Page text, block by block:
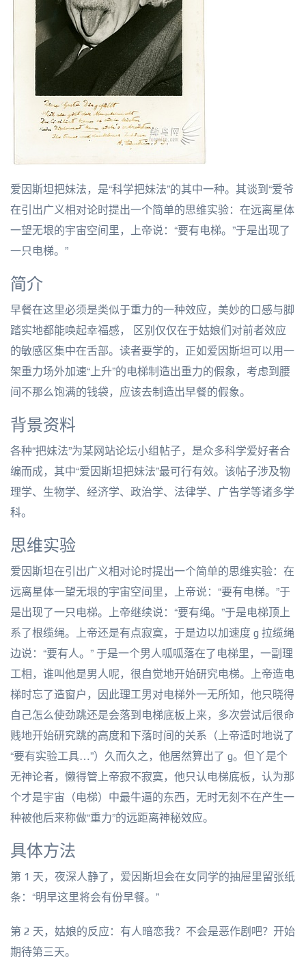
爱因斯坦把妹法，是“科学把妹法”的其中一种。其谈到“爱爷
在引出广义相对论时提出一个简单的思维实验：在远离星体
一望无垠的宇宙空间里，上帝说：“要有电梯。”于是出现了
一只电梯。”
简介
早餐在这里必须是类似于重力的一种效应，美妙的口感与脚
踏实地都能唤起幸福感， 区别仅仅在于姑娘们对前者效应
的敏感区集中在舌部。读者要学的，正如爱因斯坦可以用一
架重力场外加速“上升”的电梯制造出重力的假象，考虑到腰
间不那么饱满的钱袋，应该去制造出早餐的假象。
背景资料
各种“把妹法”为某网站论坛小组帖子，是众多科学爱好者合
编而成，其中“爱因斯坦把妹法”最可行有效。该帖子涉及物
理学、生物学、经济学、政治学、法律学、广告学等诸多学
科。
思维实验
爱因斯坦在引出广义相对论时提出一个简单的思维实验：在
远离星体一望无垠的宇宙空间里，上帝说：“要有电梯。”于
是出现了一只电梯。上帝继续说：“要有绳。”于是电梯顶上
系了根缆绳。上帝还是有点寂寞，于是边以加速度 g 拉缆绳
边说：“要有人。” 于是一个男人呱呱落在了电梯里，一副理
工相，谁叫他是男人呢，很自觉地开始研究电梯。上帝造电
梯时忘了造窗户，因此理工男对电梯外一无所知，他只晓得
自己怎么使劲跳还是会落到电梯底板上来，多次尝试后很命
贱地开始研究跳的高度和下落时间的关系（上帝适时地说了
“要有实验工具…”）久而久之，他居然算出了 g。但丫是个
无神论者，懒得管上帝寂不寂寞，他只认电梯底板，认为那
个才是宇宙（电梯）中最牛逼的东西，无时无刻不在产生一
种被他后来称做“重力”的远距离神秘效应。
具体方法
第 1 天，夜深人静了，爱因斯坦会在女同学的抽屉里留张纸
条：“明早这里将会有份早餐。”
第 2 天，姑娘的反应：有人暗恋我？不会是恶作剧吧？开始
期待第三天。